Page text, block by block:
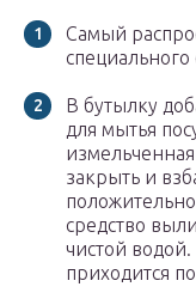
Самый
В бутылку
для мытья
закрыть и
средство
чистой
приходится